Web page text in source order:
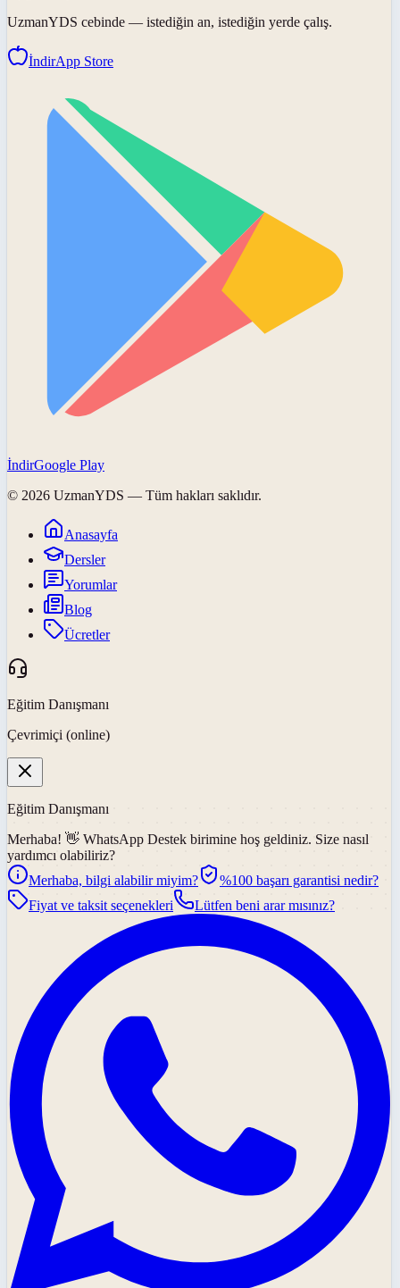
UzmanYDS cebinde — istediğin an, istediğin yerde çalış.
İndirApp Store
İndirGoogle Play
© 2026 UzmanYDS — Tüm hakları saklıdır.
Anasayfa
Dersler
Yorumlar
Blog
Ücretler
Eğitim Danışmanı
Çevrimiçi (online)
Eğitim Danışmanı
Merhaba! 👋 WhatsApp Destek birimine hoş geldiniz. Size nasıl
yardımcı olabiliriz?
Merhaba, bilgi alabilir miyim?
%100 başarı garantisi nedir?
Fiyat ve taksit seçenekleri
Lütfen beni arar mısınız?